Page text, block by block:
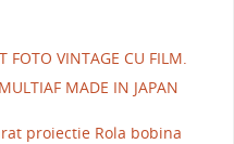
VINTAGE CU FILM.
MADE IN JAPAN
proiectie Rola bobina